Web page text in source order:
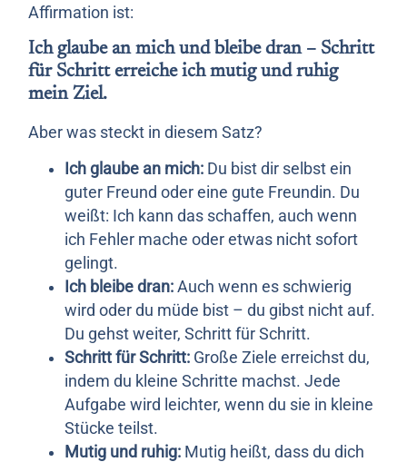
Affirmation ist:
Ich glaube an mich und bleibe dran – Schritt
für Schritt erreiche ich mutig und ruhig
mein Ziel.
Aber was steckt in diesem Satz?
Ich glaube an mich: Du bist dir selbst ein
guter Freund oder eine gute Freundin. Du
weißt: Ich kann das schaffen, auch wenn
ich Fehler mache oder etwas nicht sofort
gelingt.
Ich bleibe dran: Auch wenn es schwierig
wird oder du müde bist – du gibst nicht auf.
Du gehst weiter, Schritt für Schritt.
Schritt für Schritt: Große Ziele erreichst du,
indem du kleine Schritte machst. Jede
Aufgabe wird leichter, wenn du sie in kleine
Stücke teilst.
Mutig und ruhig: Mutig heißt, dass du dich